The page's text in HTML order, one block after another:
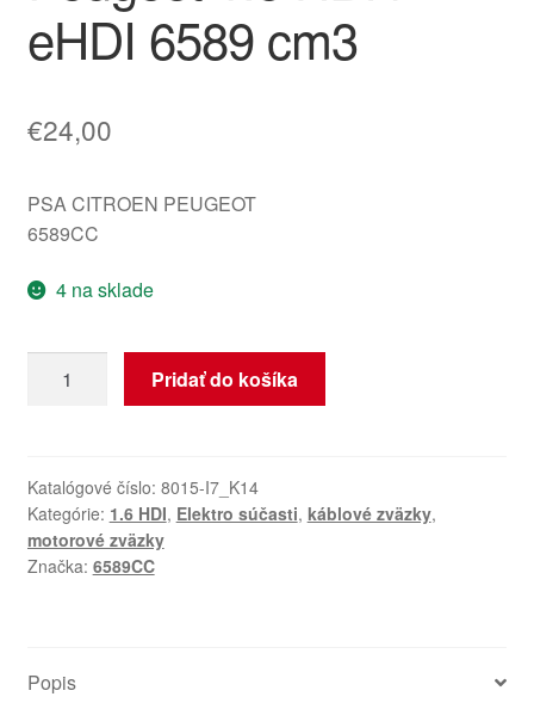
eHDI 6589 cm3
€24,00
PSA CITROEN PEUGEOT
6589CC
4 na sklade
Plusový
Citroën
Peugeot
1.6
HDI
cm3
Pridať do košíka
Katalógové číslo: 8015-I7_K14
Kategórie: 1.6 HDI, Elektro súčasti, káblové zväzky,
motorové zväzky
Značka: 6589CC
Popis